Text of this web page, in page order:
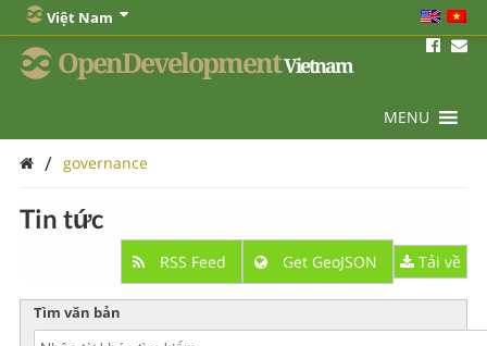
Việt Nam
OpenDevelopmentVietnam
MENU
/ governance
Tin tức
RSS Feed Get GeoJSON Tải về
Tìm văn bản